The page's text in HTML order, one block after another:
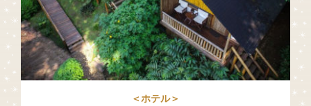
＜ホテル＞